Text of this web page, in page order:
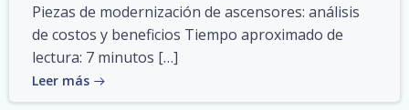
Piezas de modernización de ascensores: análisis
de costos y beneficios Tiempo aproximado de
lectura: 7 minutos […]
Leer más